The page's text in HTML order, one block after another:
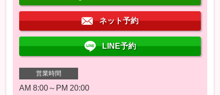
ネット予約
LINE予約
営業時間
AM 8:00～PM 20:00